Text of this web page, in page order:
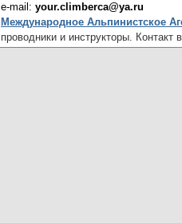
e-mail: your.climberca@ya.ru
Международное Альпинистское
проводники и инструкторы. Контакт